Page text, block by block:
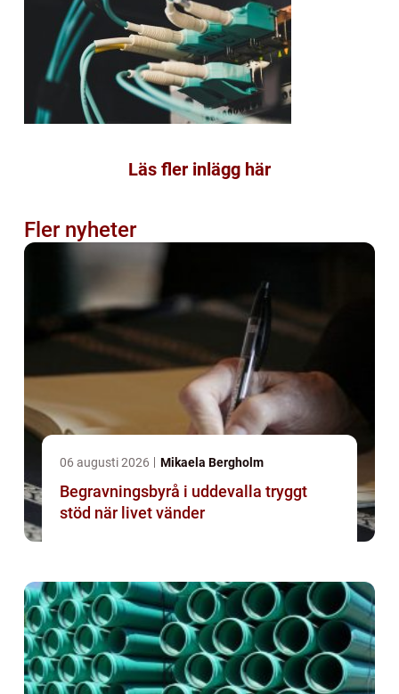
Läs fler inlägg här
Fler nyheter
06 augusti 2026 Mikaela Bergholm
Begravningsbyrå i uddevalla tryggt
stöd när livet vänder